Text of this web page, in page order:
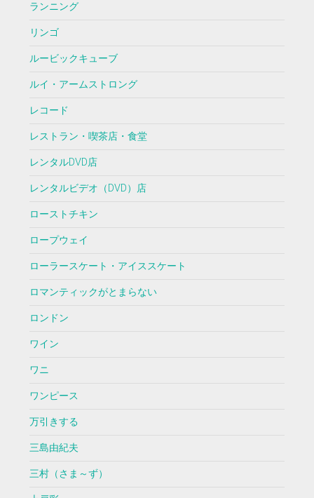
ランニング
リンゴ
ルービックキューブ
ルイ・アームストロング
レコード
レストラン・喫茶店・食堂
レンタルDVD店
レンタルビデオ（DVD）店
ローストチキン
ロープウェイ
ローラースケート・アイススケート
ロマンティックがとまらない
ロンドン
ワイン
ワニ
ワンピース
万引きする
三島由紀夫
三村（さま～ず）